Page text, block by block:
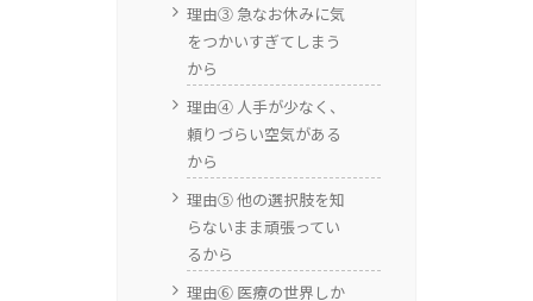
理由③ 急なお休みに気
をつかいすぎてしまう
から
理由④ 人手が少なく、
頼りづらい空気がある
から
理由⑤ 他の選択肢を知
らないまま頑張ってい
るから
理由⑥ 医療の世界しか